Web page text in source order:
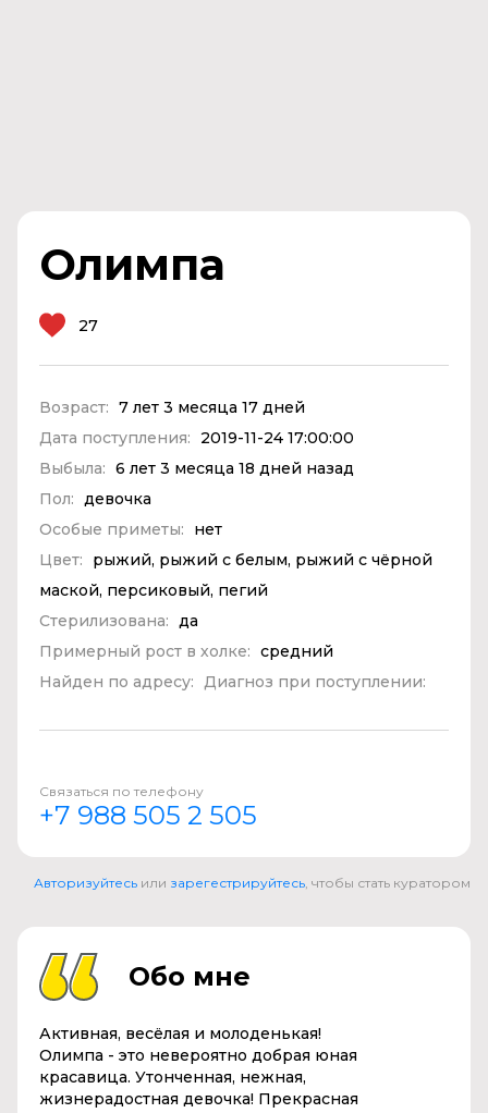
Олимпа
27
Возраст: 7 лет 3 месяца 17 дней
Дата поступления:
2019-11-24 17:00:00
Выбыла: 6 лет 3 месяца 18 дней назад
Пол:
девочка
Особые приметы:
нет
Цвет:
рыжий, рыжий с белым, рыжий с чёрной
маской, персиковый, пегий
Стерилизована:
да
Примерный рост в холке: средний
Найден по адресу:
Диагноз при поступлении:
Связаться по телефону
+7 988 505 2 505
Авторизуйтесь или зарегестрируйтесь , чтобы стать куратором
Обо мне
Активная, весёлая и молоденькая!
Олимпа - это невероятно добрая юная
красавица. Утонченная, нежная,
жизнерадостная девочка! Прекрасная